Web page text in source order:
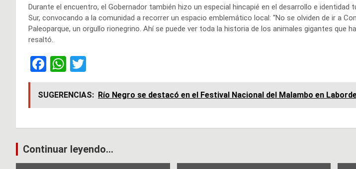
Durante el encuentro, el Gobernador también hizo un especial hincapié en el desarrollo e identidad
Sur, convocando a la comunidad a recorrer un espacio emblemático local: “No se olviden de ir a
Paleoparque, un orgullo rionegrino. Ahí se puede ver toda la historia de los animales gigantes que
resaltó.
F
a
ce
b
o
o
k
W
h
at
s
A
p
p
wi
tt
er
SUGERENCIAS: Río Negro se destacó en el Festival Nacional del Malambo en
Navegación
Continuar leyendo...